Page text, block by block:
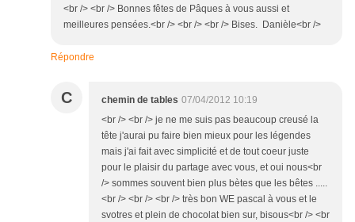
<br /> <br /> Bonnes fêtes de Pâques à vous aussi et
meilleures pensées.<br /> <br /> <br /> Bises. Danièle<br />
Répondre
C chemin de tables 07/04/2012 10:19
<br /> <br /> je ne me suis pas beaucoup creusé la
tête j'aurai pu faire bien mieux pour les légendes
mais j'ai fait avec simplicité et de tout coeur juste
pour le plaisir du partage avec vous, et oui nous<br
/> sommes souvent bien plus bètes que les bêtes .....
<br /> <br /> <br /> très bon WE pascal à vous et le
svotres et plein de chocolat bien sur, bisous<br /> <br